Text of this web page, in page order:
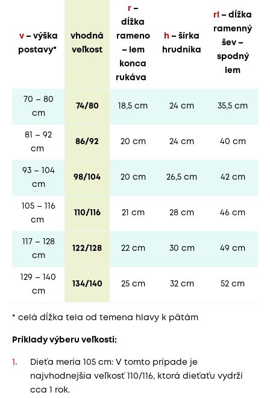
v– výška
postavy*
vhodná
veľkost
r –
dĺžka
rameno
– lem
konca
rukáva
h – šírka
hrudníka
rl – dĺžka
ramenný
šev –
spodný
lem
70 – 80
cm
74/80 18,5 cm 24 cm 35,5 cm
81 – 92
cm
86/92 20 cm 24 cm 40 cm
93 – 104
cm
98/104 20 cm 26,5 cm 42 cm
105 – 116
cm
110/116 21 cm 28 cm 46 cm
117 – 128
cm
122/128 22 cm 30 cm 49 cm
129 – 140
cm
134/140 25 cm 32 cm 52 cm
* celá dĺžka tela od temena hlavy k pätám
Príklady výberu veľkosti:
Dieťa meria 105 cm: V tomto prípade je
najvhodnejšia veľkosť 110/116, ktorá dieťaťu vydrží
cca 1 rok.